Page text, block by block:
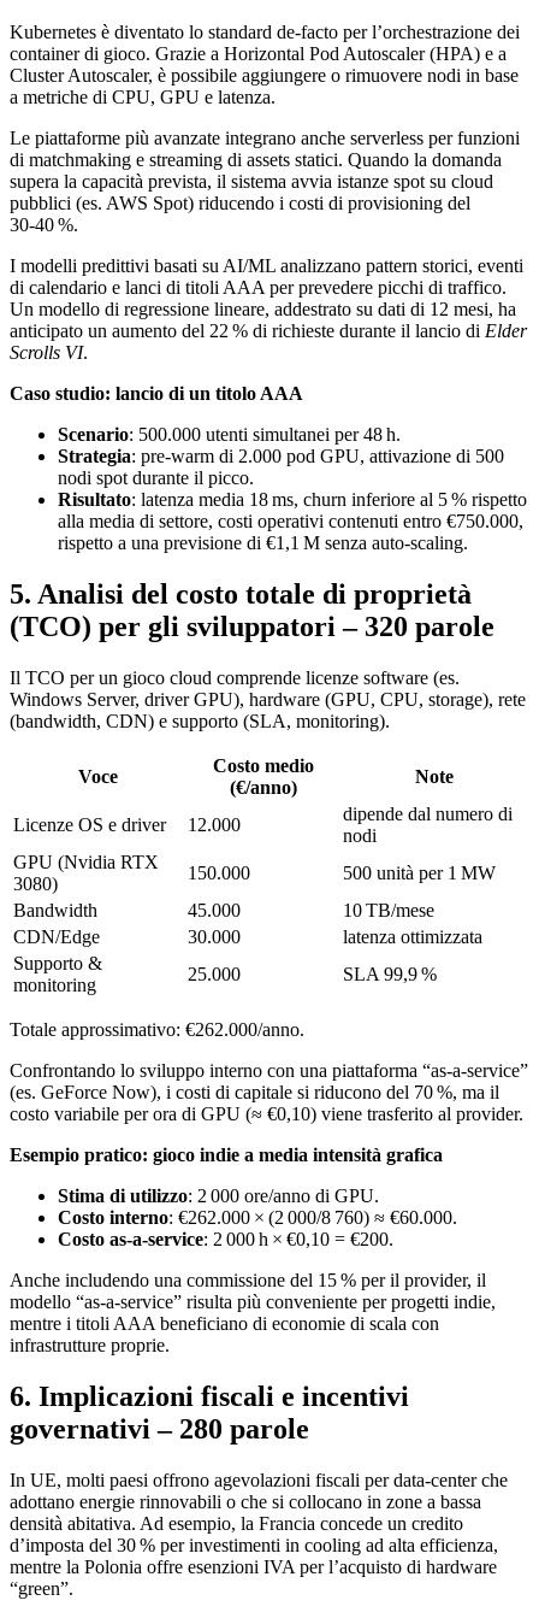
Kubernetes è diventato lo standard de‑facto per l’orchestrazione dei
container di gioco. Grazie a Horizontal Pod Autoscaler (HPA) e a
Cluster Autoscaler, è possibile aggiungere o rimuovere nodi in base
a metriche di CPU, GPU e latenza.
Le piattaforme più avanzate integrano anche serverless per funzioni
di matchmaking e streaming di assets statici. Quando la domanda
supera la capacità prevista, il sistema avvia istanze spot su cloud
pubblici (es. AWS Spot) riducendo i costi di provisioning del
30‑40 %.
I modelli predittivi basati su AI/ML analizzano pattern storici, eventi
di calendario e lanci di titoli AAA per prevedere picchi di traffico.
Un modello di regressione lineare, addestrato su dati di 12 mesi, ha
anticipato un aumento del 22 % di richieste durante il lancio di Elder
Scrolls VI.
Caso studio: lancio di un titolo AAA
Scenario: 500.000 utenti simultanei per 48 h.
Strategia: pre‑warm di 2.000 pod GPU, attivazione di 500
nodi spot durante il picco.
Risultato: latenza media 18 ms, churn inferiore al 5 % rispetto
alla media di settore, costi operativi contenuti entro €750.000,
rispetto a una previsione di €1,1 M senza auto‑scaling.
5. Analisi del costo totale di proprietà
(TCO) per gli sviluppatori – 320 parole
Il TCO per un gioco cloud comprende licenze software (es.
Windows Server, driver GPU), hardware (GPU, CPU, storage), rete
(bandwidth, CDN) e supporto (SLA, monitoring).
Voce
Costo medio
(€/anno)
Note
Licenze OS e driver 12.000
dipende dal numero di
nodi
GPU (Nvidia RTX
3080)
150.000
500 unità per 1 MW
Bandwidth
45.000
10 TB/mese
CDN/Edge
30.000
latenza ottimizzata
Supporto &
monitoring
25.000 SLA 99,9 %
Totale approssimativo: €262.000/anno.
Confrontando lo sviluppo interno con una piattaforma “as‑a‑service”
(es. GeForce Now), i costi di capitale si riducono del 70 %, ma il
costo variabile per ora di GPU (≈ €0,10) viene trasferito al provider.
Esempio pratico: gioco indie a media intensità grafica
Stima di utilizzo: 2 000 ore/anno di GPU.
Costo interno: €262.000 × (2 000/8 760) ≈ €60.000.
Costo as‑a‑service: 2 000 h × €0,10 = €200.
Anche includendo una commissione del 15 % per il provider, il
modello “as‑a‑service” risulta più conveniente per progetti indie,
mentre i titoli AAA beneficiano di economie di scala con
infrastrutture proprie.
6. Implicazioni fiscali e incentivi
governativi – 280 parole
In UE, molti paesi offrono agevolazioni fiscali per data‑center che
adottano energie rinnovabili o che si collocano in zone a bassa
densità abitativa. Ad esempio, la Francia concede un credito
d’imposta del 30 % per investimenti in cooling ad alta efficienza,
mentre la Polonia offre esenzioni IVA per l’acquisto di hardware
“green”.